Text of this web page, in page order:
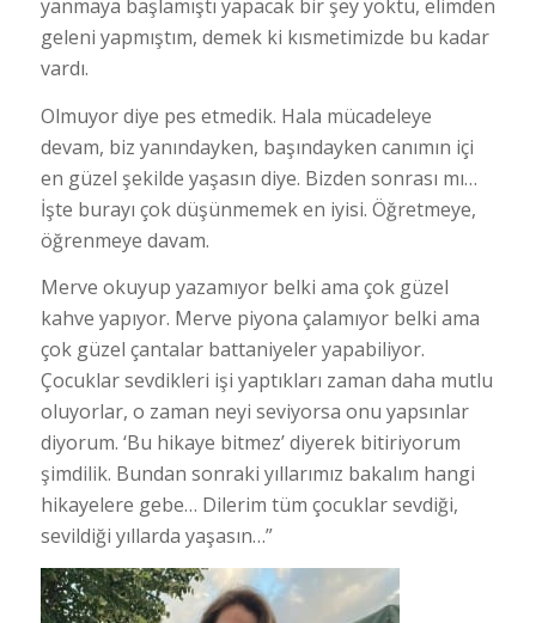
yanmaya başlamıştı yapacak bir şey yoktu, elimden
geleni yapmıştım, demek ki kısmetimizde bu kadar
vardı.
Olmuyor diye pes etmedik. Hala mücadeleye
devam, biz yanındayken, başındayken canımın içi
en güzel şekilde yaşasın diye. Bizden sonrası mı…
İşte burayı çok düşünmemek en iyisi. Öğretmeye,
öğrenmeye davam.
Merve okuyup yazamıyor belki ama çok güzel
kahve yapıyor. Merve piyona çalamıyor belki ama
çok güzel çantalar battaniyeler yapabiliyor.
Çocuklar sevdikleri işi yaptıkları zaman daha mutlu
oluyorlar, o zaman neyi seviyorsa onu yapsınlar
diyorum. ‘Bu hikaye bitmez’ diyerek bitiriyorum
şimdilik. Bundan sonraki yıllarımız bakalım hangi
hikayelere gebe… Dilerim tüm çocuklar sevdiği,
sevildiği yıllarda yaşasın…”